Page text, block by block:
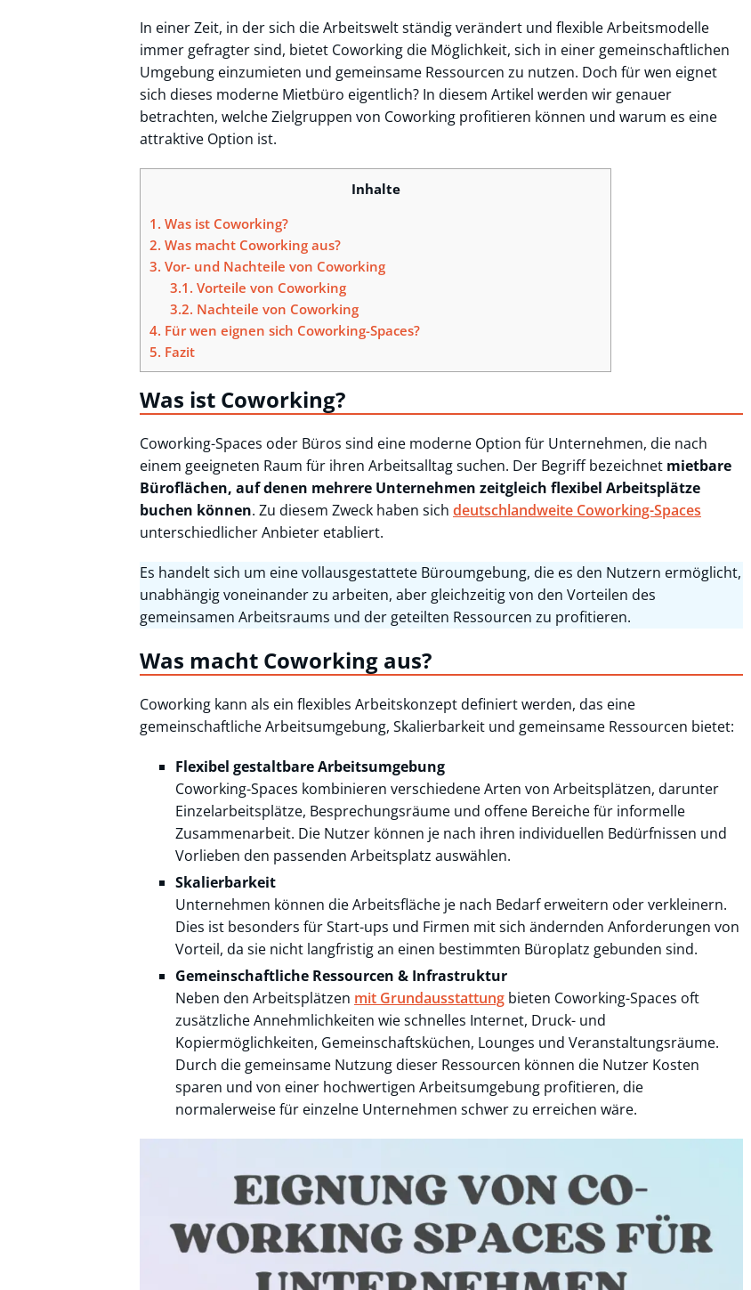
In einer Zeit, in der sich die Arbeitswelt ständig verändert und flexible Arbeitsmodelle
immer gefragter sind, bietet Coworking die Möglichkeit, sich in einer gemeinschaftlichen
Umgebung einzumieten und gemeinsame Ressourcen zu nutzen. Doch für wen eignet
sich dieses moderne Mietbüro eigentlich? In diesem Artikel werden wir genauer
betrachten, welche Zielgruppen von Coworking profitieren können und warum es eine
attraktive Option ist.
Inhalte
1. Was ist Coworking?
2. Was macht Coworking aus?
3. Vor- und Nachteile von Coworking
3.1. Vorteile von Coworking
3.2. Nachteile von Coworking
4. Für wen eignen sich Coworking-Spaces?
5. Fazit
Was ist Coworking?
Coworking-Spaces oder Büros sind eine moderne Option für Unternehmen, die nach
einem geeigneten Raum für ihren Arbeitsalltag suchen. Der Begriff bezeichnet mietbare
Büroflächen, auf denen mehrere Unternehmen zeitgleich flexibel Arbeitsplätze
buchen können. Zu diesem Zweck haben sich deutschlandweite Coworking-Spaces
unterschiedlicher Anbieter etabliert.
Es handelt sich um eine vollausgestattete Büroumgebung, die es den Nutzern ermöglicht,
unabhängig voneinander zu arbeiten, aber gleichzeitig von den Vorteilen des
gemeinsamen Arbeitsraums und der geteilten Ressourcen zu profitieren.
Was macht Coworking aus?
Coworking kann als ein flexibles Arbeitskonzept definiert werden, das eine
gemeinschaftliche Arbeitsumgebung, Skalierbarkeit und gemeinsame Ressourcen bietet:
Flexibel gestaltbare Arbeitsumgebung
Coworking-Spaces kombinieren verschiedene Arten von Arbeitsplätzen, darunter
Einzelarbeitsplätze, Besprechungsräume und offene Bereiche für informelle
Zusammenarbeit. Die Nutzer können je nach ihren individuellen Bedürfnissen und
Vorlieben den passenden Arbeitsplatz auswählen.
Skalierbarkeit
Unternehmen können die Arbeitsfläche je nach Bedarf erweitern oder verkleinern.
Dies ist besonders für Start-ups und Firmen mit sich ändernden Anforderungen von
Vorteil, da sie nicht langfristig an einen bestimmten Büroplatz gebunden sind.
Gemeinschaftliche Ressourcen & Infrastruktur
Neben den Arbeitsplätzen mit Grundausstattung bieten Coworking-Spaces oft
zusätzliche Annehmlichkeiten wie schnelles Internet, Druck- und
Kopiermöglichkeiten, Gemeinschaftsküchen, Lounges und Veranstaltungsräume.
Durch die gemeinsame Nutzung dieser Ressourcen können die Nutzer Kosten
sparen und von einer hochwertigen Arbeitsumgebung profitieren, die
normalerweise für einzelne Unternehmen schwer zu erreichen wäre.